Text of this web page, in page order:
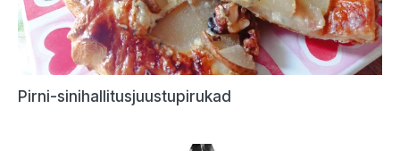
Pirni-sinihallitusjuustupirukad